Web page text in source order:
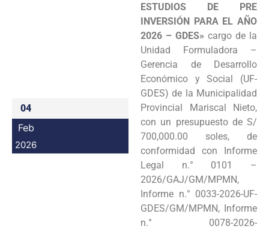
04
Feb
2026
ESTUDIOS DE PRE
INVERSIÓN PARA EL AÑO
2026 – GDES» cargo de la
Unidad Formuladora –
Gerencia de Desarrollo
Económico y Social (UF-
GDES) de la Municipalidad
Provincial Mariscal Nieto,
con un presupuesto de S/
700,000.00 soles, de
conformidad con Informe
Legal n.° 0101 –
2026/GAJ/GM/MPMN,
Informe n.° 0033-2026-UF-
GDES/GM/MPMN, Informe
n.° 0078-2026-